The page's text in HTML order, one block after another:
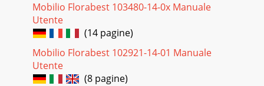
Mobilio Florabest 103480-14-0х Manuale
Utente
(14 pagine)
Mobilio Florabest 102921-14-01 Manuale
Utente
(8 pagine)